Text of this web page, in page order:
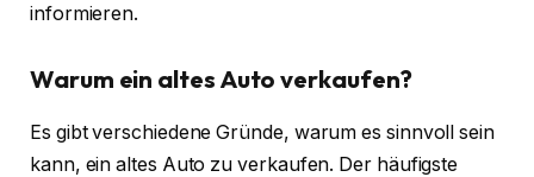
informieren.
Warum ein altes Auto verkaufen?
Es gibt verschiedene Gründe, warum es sinnvoll sein
kann, ein altes Auto zu verkaufen. Der häufigste